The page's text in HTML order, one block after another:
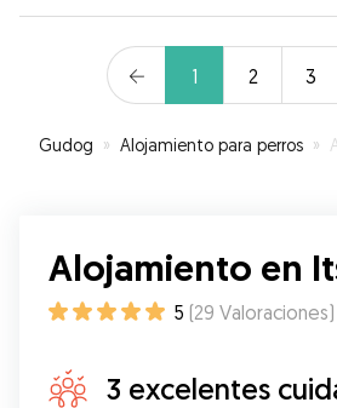
con ella .”
1 2 3
Gudog » Alojamiento para perros »
Alojamiento en
5 (29 Valoraciones)
3 excelentes